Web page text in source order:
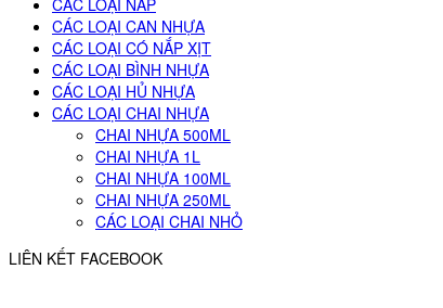
CÁC LOẠI CAN NHỰA
CÁC LOẠI CÓ NẮP XỊT
CÁC LOẠI BÌNH NHỰA
CÁC LOẠI HỦ NHỰA
CÁC LOẠI CHAI NHỰA
CHAI NHỰA 500ML
CHAI NHỰA 1L
CHAI NHỰA 100ML
CHAI NHỰA 250ML
CÁC LOẠI CHAI NHỎ
LIÊN KẾT FACEBOOK